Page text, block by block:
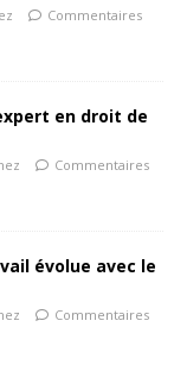
Commentaires
en droit de
Commentaires
évolue avec le
Commentaires